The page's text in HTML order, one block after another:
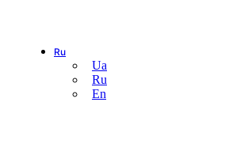
Ru
Ua
Ru
En